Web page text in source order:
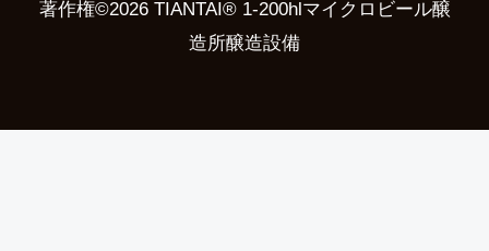
著作権©2026 TIANTAI® 1-200hlマイクロビール醸
造所醸造設備